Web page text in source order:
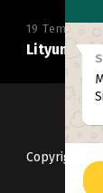
19 Temmuz
Lityum
Copyright ©